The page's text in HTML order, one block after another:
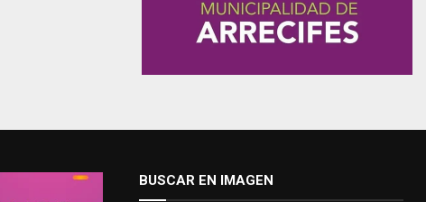
BUSCAR EN IMAGEN